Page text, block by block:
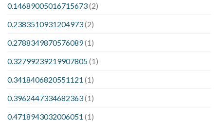
0.14689005016715673(2)
0.2383510931204973(2)
0.2788349870576089(1)
0.32799239219907805(1)
0.3418406820551121 (1)
0.3962447334682363(1)
0.4718943032006051 (1)